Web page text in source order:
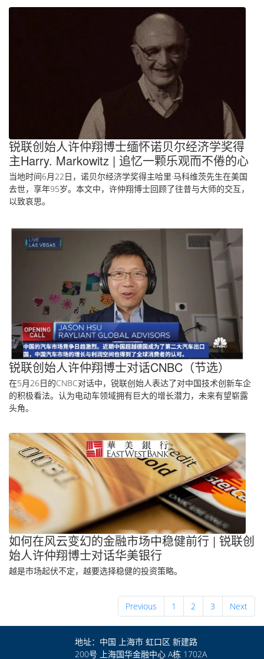
锐联创始人许仲翔博士缅怀诺贝尔经济学奖得
主Harry. Markowitz | 追忆一颗乐观而不倦的心
当地时间6月22日，诺贝尔经济学奖得主哈里·马科维茨先生在美国
去世，享年95岁。本文中，许仲翔博士回顾了往昔与大师的交互，
以致哀思。
锐联创始人许仲翔博士对话CNBC（节选）
在5月26日的CNBC对话中，锐联创始人表达了对中国技术创新车企
的积极看法。认为电动车领域拥有巨大的增长潜力，未来有望崭露
头角。
如何在风云变幻的金融市场中稳健前行 | 锐联创
始人许仲翔博士对话华美银行
越是市场起伏不定，越要选择稳健的投资策略。
Previous 1 2 3 Next
地址：中国 上海市 虹口区 新建路
200号 上海国华金融中心 A栋 1702A